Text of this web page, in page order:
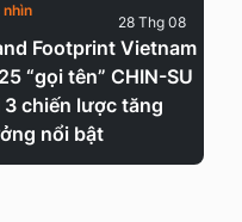
Footprint Vietnam
“gọi tên” CHIN-SU
3 chiến lược tăng
nổi bật
nhìn
28 Thg 08